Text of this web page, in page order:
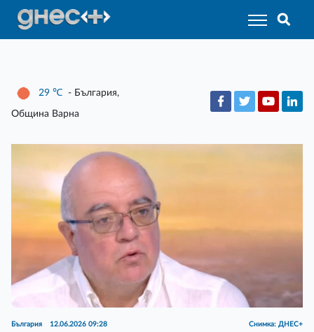
29 ℃ - България,
Община Варна
България 12.06.2026 09:28 Снимка: ДНЕС+